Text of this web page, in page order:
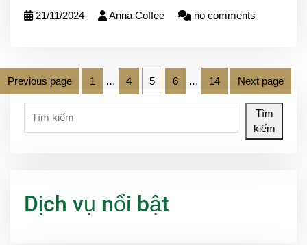
21/11/2024 Anna Coffee no comments
Previous page 1 … 4 5 6 … 14 Next page
Tìm
kiếm
Dịch vụ nổi bật